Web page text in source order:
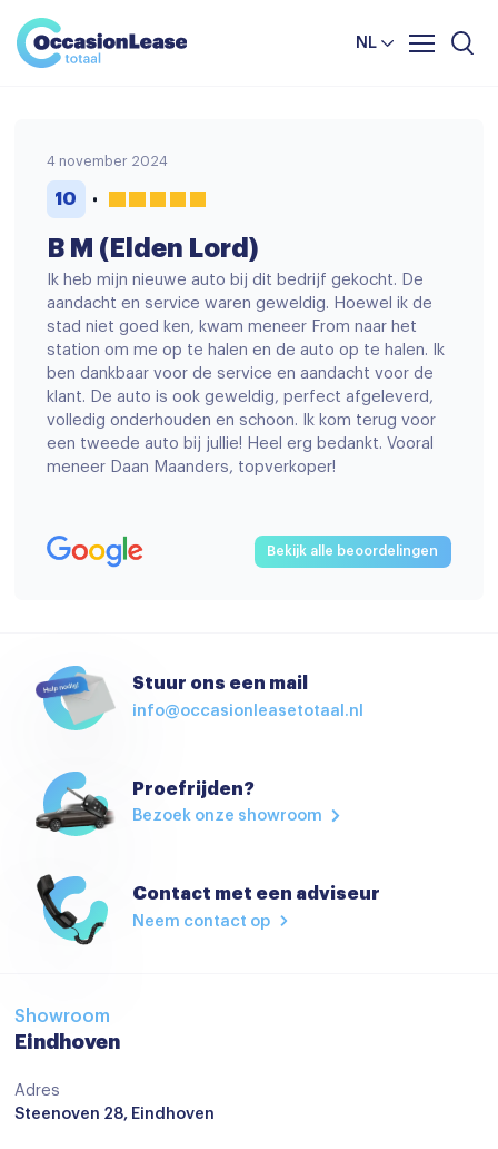
NL
Leasevoorwaarden
Veelgestelde vragen
Vergelijker
4 november 2024
10
B M (Elden Lord)
Ik heb mijn nieuwe auto bij dit bedrijf gekocht. De
aandacht en service waren geweldig. Hoewel ik de
stad niet goed ken, kwam meneer From naar het
station om me op te halen en de auto op te halen. Ik
ben dankbaar voor de service en aandacht voor de
klant. De auto is ook geweldig, perfect afgeleverd,
volledig onderhouden en schoon. Ik kom terug voor
een tweede auto bij jullie! Heel erg bedankt. Vooral
meneer Daan Maanders, topverkoper!
Bekijk alle beoordelingen
Stuur ons een mail
info@occasionleasetotaal.nl
Proefrijden?
Bezoek onze showroom
Contact met een adviseur
Neem contact op
Showroom
Eindhoven
Adres
Steenoven 28, Eindhoven